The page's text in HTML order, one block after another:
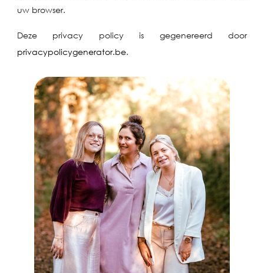
uw browser.
Deze privacy policy is gegenereerd door
privacypolicygenerator.be.